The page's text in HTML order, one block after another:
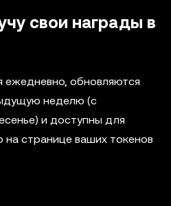
свои награды в
ежедневно, обновляются
неделю (с
и доступны для
на странице ваших токенов